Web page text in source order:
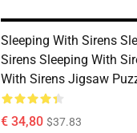
Sleeping With Sirens
Sirens Sleeping With
With Sirens Jigsaw
€ 34,80 $37.83